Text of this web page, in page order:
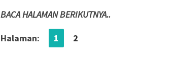
BACA HALAMAN BERIKUTNYA..
Halaman: 1 2